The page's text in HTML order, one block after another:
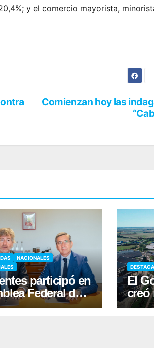
y el comercio mayorista,
Comienzan hoy las
NACIONALES
participó en
Federal de
y firmó
El
creó
tras